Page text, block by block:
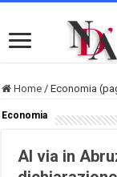
Home / Economia
Economia
Al via in